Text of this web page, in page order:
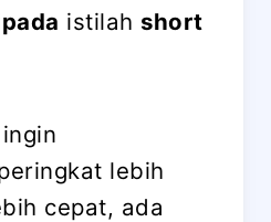
istilah short
lebih
cepat, ada